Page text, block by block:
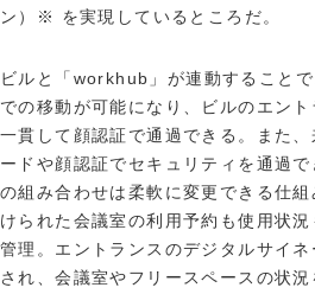
ン）※ を実現しているところだ。
ビルと「workhub」が連動すること
での移動が可能になり、ビルのエン
一貫して顔認証で通過できる。また
ードや顔認証でセキュリティを通過
の組み合わせは柔軟に変更できる仕
けられた会議室の利用予約も使用状
管理。エントランスのデジタルサイ
され、会議室やフリースペースの状況